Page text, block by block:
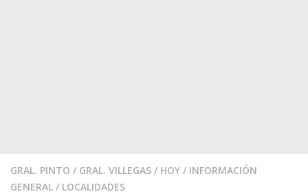
GRAL. PINTO / GRAL. VILLEGAS / HOY / INFORMACIÓN
GENERAL / LOCALIDADES